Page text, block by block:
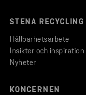
STENA RECYCLING
Hållbarhetsarbete
Insikter och inspiration
Nyheter
KONCERNEN